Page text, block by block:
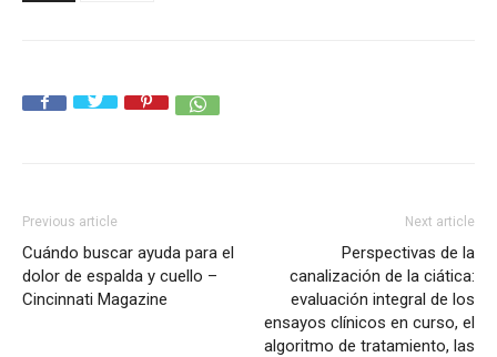
Previous article
Cuándo buscar ayuda para el
dolor de espalda y cuello –
Cincinnati Magazine
Next article
Perspectivas de la
canalización de la ciática:
evaluación integral de los
ensayos clínicos en curso, el
algoritmo de tratamiento, las